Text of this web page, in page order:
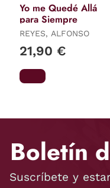
Yo me Quedé Allá
para Siempre
REYES, ALFONSO
21,90 €
Boletín
Suscríbete y